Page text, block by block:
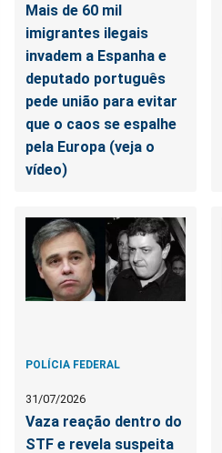
Mais de 60 mil
imigrantes ilegais
invadem a Espanha e
deputado português
pede união para evitar
que o caos se espalhe
pela Europa (veja o
vídeo)
POLÍCIA FEDERAL
31/07/2026
Vaza reação dentro do
STF e revela suspeita